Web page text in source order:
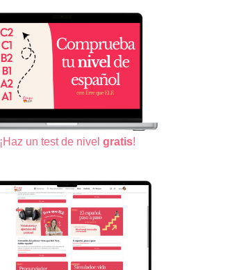
¡Haz un test de nivel gratis!